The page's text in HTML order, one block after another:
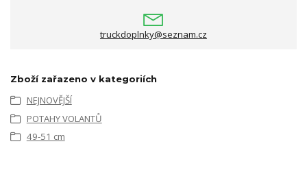
truckdoplnky@seznam.cz
Zboží zařazeno v kategoriích
NEJNOVĚJŠÍ
POTAHY VOLANTŮ
49-51 cm